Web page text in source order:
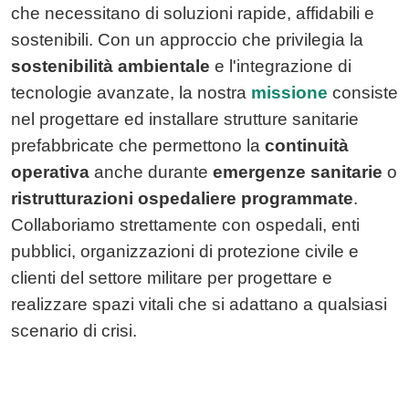
che necessitano di soluzioni rapide, affidabili e
sostenibili. Con un approccio che privilegia la
sostenibilità ambientale e l'integrazione di
tecnologie avanzate, la nostra missione consiste
nel progettare ed installare strutture sanitarie
prefabbricate che permettono la continuità
operativa anche durante emergenze sanitarie o
ristrutturazioni ospedaliere programmate.
Collaboriamo strettamente con ospedali, enti
pubblici, organizzazioni di protezione civile e
clienti del settore militare per progettare e
realizzare spazi vitali che si adattano a qualsiasi
scenario di crisi.